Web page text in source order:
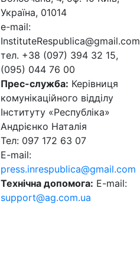
Україна, 01014
e-mail:
InstituteRespublica@gmail.com
тел. +38 (097) 394 32 15,
(095) 044 76 00
Прес-служба: Керівниця
комунікаційного відділу
Інституту «Республіка»
Андрієнко Наталія
Тел: 097 172 63 07
E-mail:
press.inrespublica@gmail.com
Технічна допомога: E-mail:
support@ag.com.ua